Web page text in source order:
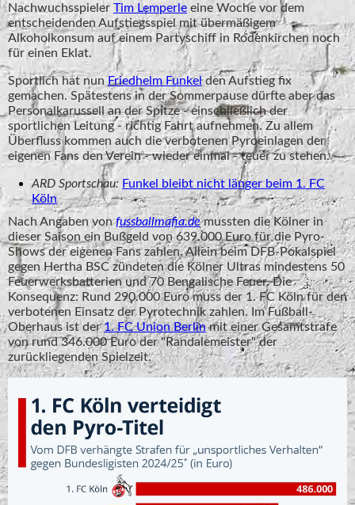
Nachwuchsspieler Tim Lemperle eine Woche vor dem
entscheidenden Aufstiegsspiel mit übermäßigem
Alkoholkonsum auf einem Partyschiff in Rodenkirchen noch
für einen Eklat.
Sportlich hat nunFriedhelm Funkelden Aufstieg fix
gemachen. Spätestens in der Sommerpause dürfte aber das
Personalkarussell an der Spitze - einschließlich der
sportlichen Leitung - richtig Fahrt aufnehmen. Zu allem
Überfluss kommen auch die verbotenen Pyroeinlagen der
eigenen Fans den Verein - wieder einmal - teuer zu stehen.
ARD Sportschau: Funkel bleibt nicht länger beim 1. FC
Köln
Nach Angaben vonfussballmafia.demussten die Kölner in
dieser Saison ein Bußgeld von 639.000 Euro für die Pyro-
Shows der eigenen Fans zahlen. Allein beim DFB-Pokalspiel
gegen Hertha BSC zündeten die Kölner Ultras mindestens 50
Feuerwerksbatterien und 70 Bengalische Feuer. Die
Konsequenz: Rund 290.000 Euro muss der 1. FC Köln für den
verbotenen Einsatz der Pyrotechnik zahlen. Im Fußball-
Oberhaus ist der1. FC Union Berlinmit einer Gesamtstrafe
von rund 346.000 Euro der "Randalemeister" der
zurückliegenden Spielzeit.